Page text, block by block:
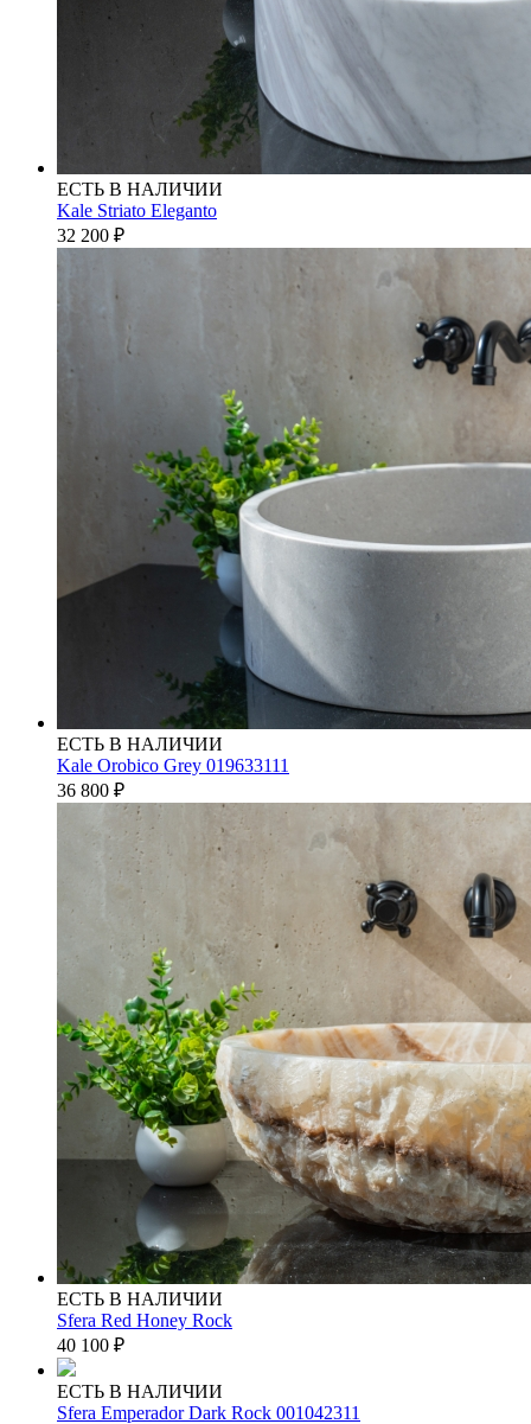
ЕСТЬ В НАЛИЧИИ
Kale Striato Eleganto
32 200 ₽
ЕСТЬ В НАЛИЧИИ
Kale Orobico Grey 019633111
36 800 ₽
ЕСТЬ В НАЛИЧИИ
Sfera Red Honey Rock
40 100 ₽
ЕСТЬ В НАЛИЧИИ
Sfera Emperador Dark Rock 001042311